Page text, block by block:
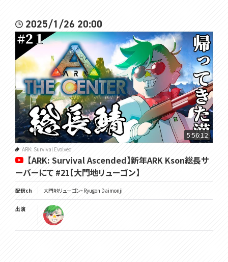
2025/1/26 20:00
5:56:12
ARK: Survival Evolved
【ARK: Survival Ascended】新年ARK Kson総長サ
ーバーにて #21【大門地リューゴン】
配信ch 大門地リューゴン・Ryugon Daimonji
出演